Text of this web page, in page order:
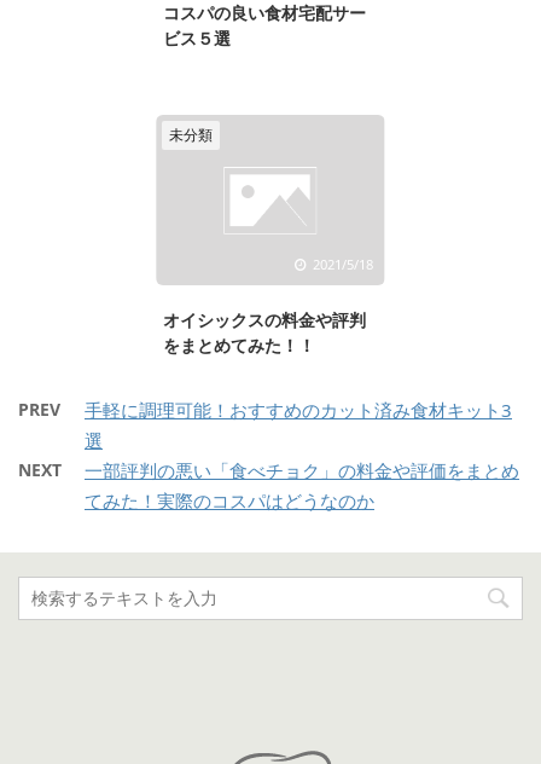
コスパの良い食材宅配サー
ビス５選
未分類
2021/5/18
オイシックスの料金や評判
をまとめてみた！！
PREV
手軽に調理可能！おすすめのカット済み食材キット3
選
NEXT
一部評判の悪い「食べチョク」の料金や評価をまとめ
てみた！実際のコスパはどうなのか